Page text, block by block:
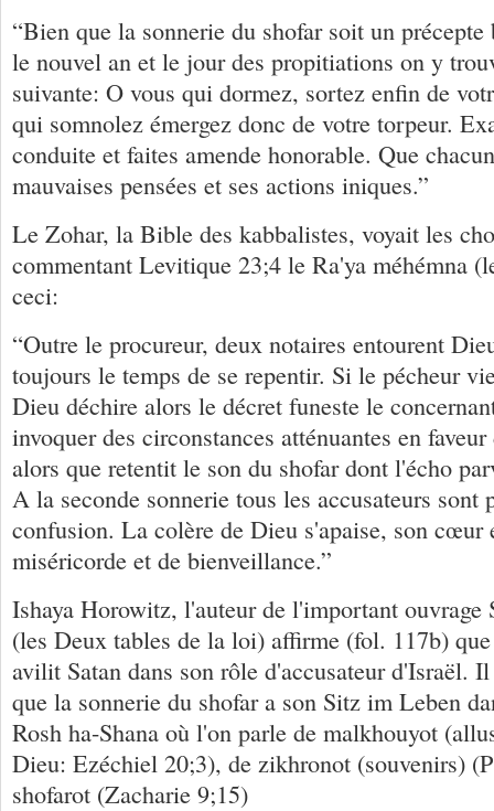
“Bien que la sonnerie du shofar soit un
le nouvel an et le jour des propitiations on y
suivante: O vous qui dormez, sortez enfin de
qui somnolez émergez donc de votre torpeur.
conduite et faites amende honorable. Que
mauvaises pensées et ses actions iniques.”
Le Zohar, la Bible des kabbalistes, voyait les
commentant Levitique 23;4 le Ra'ya méhémna
ceci:
“Outre le procureur, deux notaires entourent
toujours le temps de se repentir. Si le pécheur
Dieu déchire alors le décret funeste le
invoquer des circonstances atténuantes en
alors que retentit le son du shofar dont l'écho
A la seconde sonnerie tous les accusateurs sont
confusion. La colère de Dieu s'apaise, son cœur
miséricorde et de bienveillance.”
Ishaya Horowitz, l'auteur de l'important ouvrage
(les Deux tables de la loi) affirme (fol. 117b)
avilit Satan dans son rôle d'accusateur d'Israël.
que la sonnerie du shofar a son Sitz im Leben
Rosh ha-Shana où l'on parle de malkhouyot
Dieu: Ezéchiel 20;3), de zikhronot (souvenirs)
shofarot (Zacharie 9;15)